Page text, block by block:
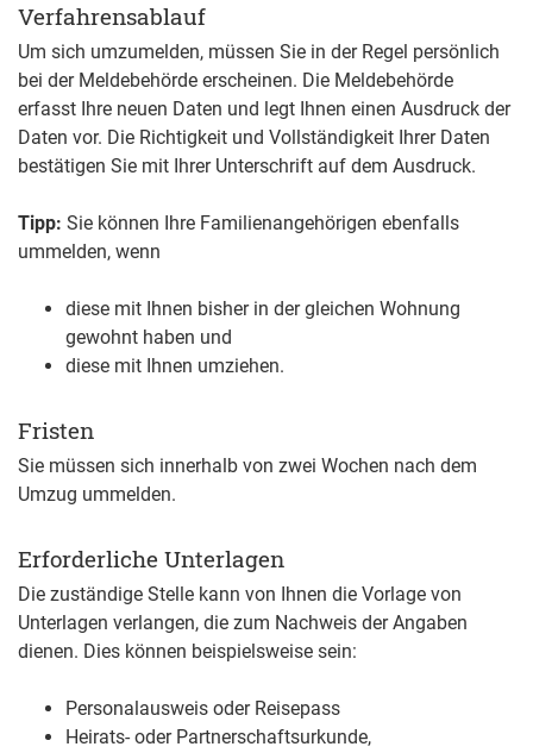
Verfahrensablauf
Um sich umzumelden, müssen Sie in der Regel persönlich
bei der Meldebehörde erscheinen. Die Meldebehörde
erfasst Ihre neuen Daten und legt Ihnen einen Ausdruck der
Daten vor. Die Richtigkeit und Vollständigkeit Ihrer Daten
bestätigen Sie mit Ihrer Unterschrift auf dem Ausdruck.
Tipp: Sie können Ihre Familienangehörigen ebenfalls
ummelden, wenn
diese mit Ihnen bisher in der gleichen Wohnung
gewohnt haben und
diese mit Ihnen umziehen.
Fristen
Sie müssen sich innerhalb von zwei Wochen nach dem
Umzug ummelden.
Erforderliche Unterlagen
Die zuständige Stelle kann von Ihnen die Vorlage von
Unterlagen verlangen, die zum Nachweis der Angaben
dienen. Dies können beispielsweise sein:
Personalausweis oder Reisepass
Heirats- oder Partnerschaftsurkunde,